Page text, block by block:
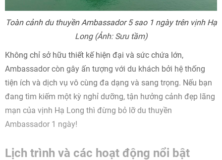
Toàn cảnh du thuyền Ambassador 5 sao 1 ngày trên vịnh Hạ
Long (Ảnh: Sưu tầm)
Không chỉ sở hữu thiết kế hiện đại và sức chứa lớn,
Ambassador còn gây ấn tượng với du khách bởi hệ thống
tiện ích và dịch vụ vô cùng đa dạng và sang trọng. Nếu bạn
đang tìm kiếm một kỳ nghỉ dưỡng, tận hưởng cảnh đẹp lãng
mạn của vịnh Hạ Long thì đừng bỏ lỡ du thuyền
Ambassador 1 ngày!
Lịch trình và các hoạt động nổi bật